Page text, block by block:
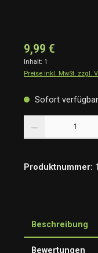
9,99 €
Inhalt: 1
Preise inkl. MwSt. zzgl.
Sofort
Produktnummer:
Beschreibung
Bewertungen